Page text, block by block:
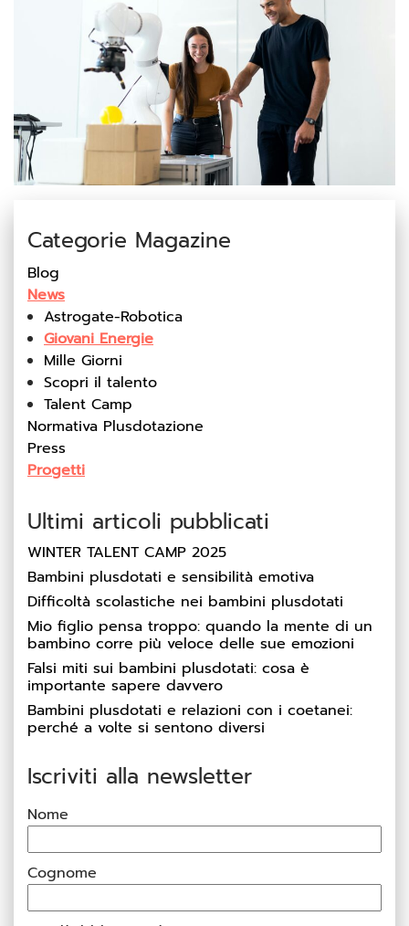
Categorie Magazine
Blog
News
Astrogate-Robotica
Giovani Energie
Mille Giorni
Scopri il talento
Talent Camp
Normativa Plusdotazione
Press
Progetti
Ultimi articoli pubblicati
WINTER TALENT CAMP 2025
Bambini plusdotati e sensibilità emotiva
Difficoltà scolastiche nei bambini plusdotati
Mio figlio pensa troppo: quando la mente di un
bambino corre più veloce delle sue emozioni
Falsi miti sui bambini plusdotati: cosa è
importante sapere davvero
Bambini plusdotati e relazioni con i coetanei:
perché a volte si sentono diversi
Iscriviti alla newsletter
Nome
Cognome